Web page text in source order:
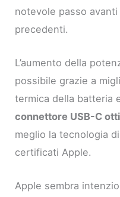
notevole passo
precedenti.
L’aumento della
possibile grazie a
termica della batteria
connettore USB-C
meglio la tecnologia
certificati Apple.
Apple sembra